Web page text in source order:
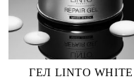
ГЕЛ LINTO WHITE